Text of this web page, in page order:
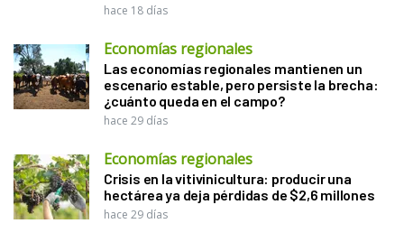
hace 18 días
Economías regionales
Las economías regionales mantienen un
escenario estable, pero persiste la brecha:
¿cuánto queda en el campo?
hace 29 días
Economías regionales
Crisis en la vitivinicultura: producir una
hectárea ya deja pérdidas de $2,6 millones
hace 29 días